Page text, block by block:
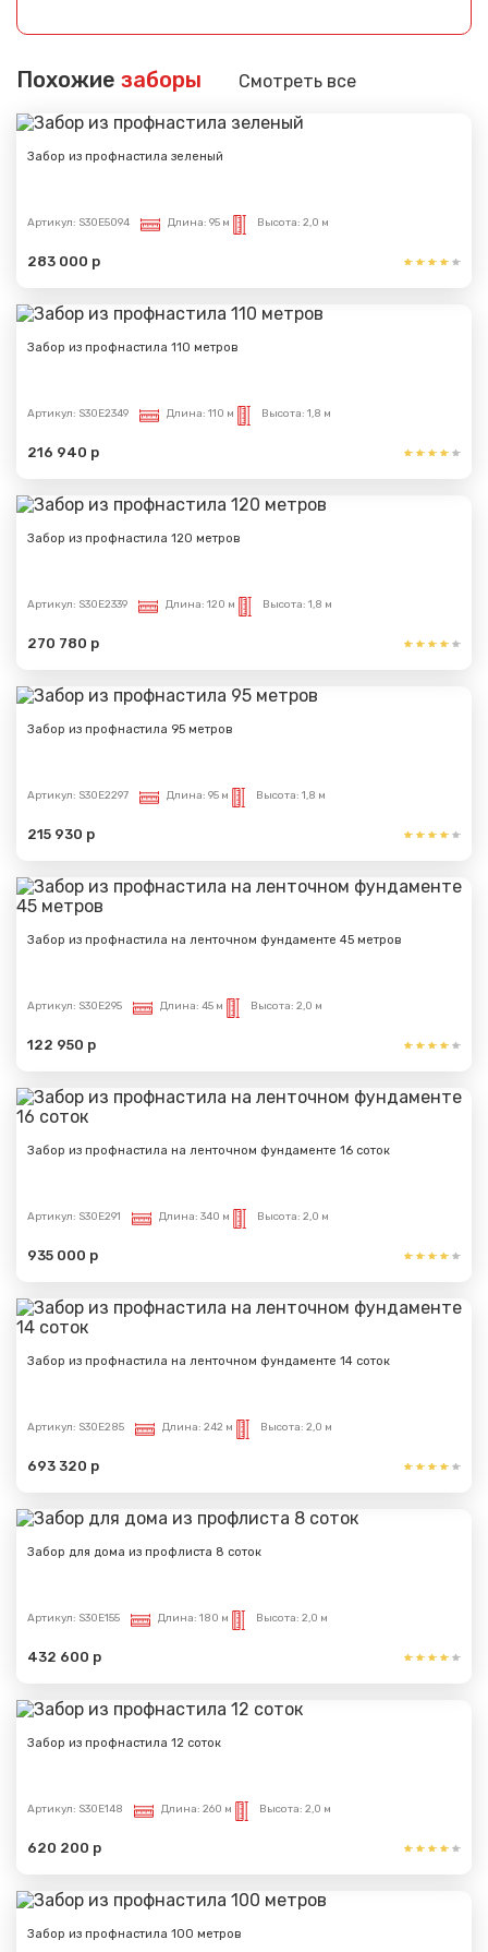
Похожие заборы Смотреть все
Забор из профнастила зеленый
Артикул: S30E5094 Длина: 95 м Высота: 2,0 м
283 000 р
Забор из профнастила 110 метров
Артикул: S30E2349 Длина: 110 м Высота: 1,8 м
216 940 р
Забор из профнастила 120 метров
Артикул: S30E2339 Длина: 120 м Высота: 1,8 м
270 780 р
Забор из профнастила 95 метров
Артикул: S30E2297 Длина: 95 м Высота: 1,8 м
215 930 р
Забор из профнастила на ленточном фундаменте 45 метров
Артикул: S30E295 Длина: 45 м Высота: 2,0 м
122 950 р
Забор из профнастила на ленточном фундаменте 16 соток
Артикул: S30E291 Длина: 340 м Высота: 2,0 м
935 000 р
Забор из профнастила на ленточном фундаменте 14 соток
Артикул: S30E285 Длина: 242 м Высота: 2,0 м
693 320 р
Забор для дома из профлиста 8 соток
Артикул: S30E155 Длина: 180 м Высота: 2,0 м
432 600 р
Забор из профнастила 12 соток
Артикул: S30E148 Длина: 260 м Высота: 2,0 м
620 200 р
Забор из профнастила 100 метров
Сообщение успешно
Спасибо за обращение, наш специалист свяжется с